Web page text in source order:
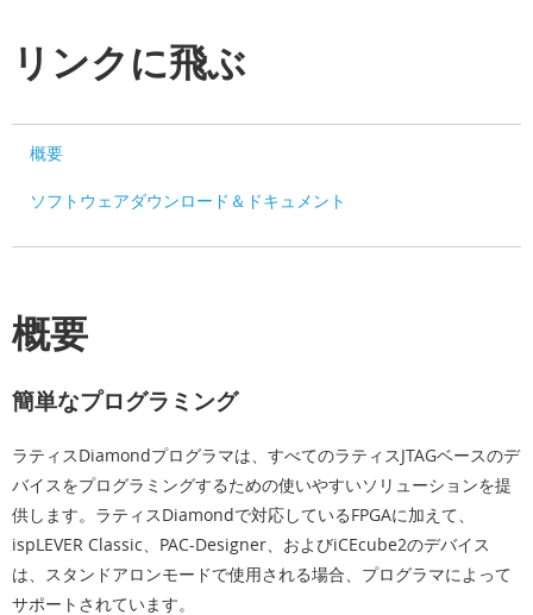
リンクに飛ぶ
概要
ソフトウェアダウンロード＆ドキュメント
概要
簡単なプログラミング
ラティスDiamondプログラマは、すべてのラティスJTAGベースのデ
バイスをプログラミングするための使いやすいソリューションを提
供します。ラティスDiamondで対応しているFPGAに加えて、
ispLEVER Classic、PAC-Designer、およびiCEcube2のデバイス
は、スタンドアロンモードで使用される場合、プログラマによって
サポートされています。